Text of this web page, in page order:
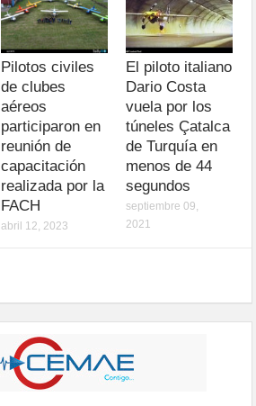
Pilotos civiles
de clubes
aéreos
participaron en
reunión de
capacitación
realizada por la
FACH
abril 12, 2023
El piloto italiano
Dario Costa
vuela por los
túneles Çatalca
de Turquía en
menos de 44
segundos
septiembre 09,
2021